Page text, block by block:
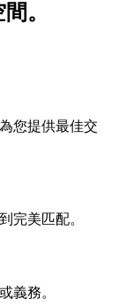
。
您提供最佳交
完美匹配。
義務。